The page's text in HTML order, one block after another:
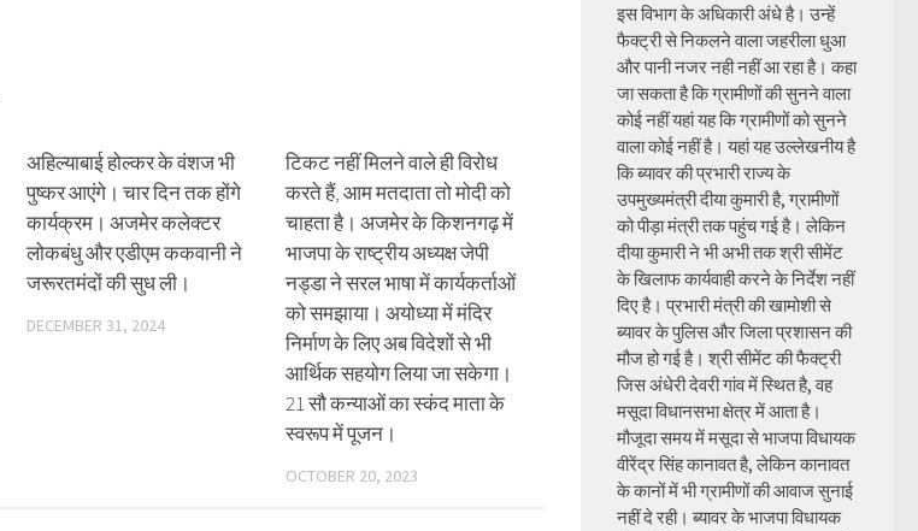
अहिल्याबाई होल्कर के वंशज भी
पुष्कर आएंगे। चार दिन तक होंगे
कार्यक्रम। अजमेर कलेक्टर
लोकबंधु और एडीएम ककवानी ने
जरूरतमंदों की सुध ली।
DECEMBER 31, 2024
टिकट नहीं मिलने वाले ही विरोध
करते हैं, आम मतदाता तो मोदी को
चाहता है। अजमेर के किशनगढ़ में
भाजपा के राष्ट्रीय अध्यक्ष जेपी
नड्डा ने सरल भाषा में कार्यकर्ताओं
को समझाया। अयोध्या में मंदिर
निर्माण के लिए अब विदेशों से भी
आर्थिक सहयोग लिया जा सकेगा।
21 सौ कन्याओं का स्कंद माता के
स्वरूप में पूजन।
OCTOBER 20, 2023
इस विभाग के अधिकारी अंधे है। उन्हें
फैक्ट्री से निकलने वाला जहरीला धुआ
और पानी नजर नही नहीं आ रहा है। कहा
जा सकता है कि ग्रामीणों की सुनने वाला
कोई नहीं यहां यह कि ग्रामीणों को सुनने
वाला कोई नहीं है। यहां यह उल्लेखनीय है
कि ब्यावर की प्रभारी राज्य के
उपमुख्यमंत्री दीया कुमारी है, ग्रामीणों
को पीड़ा मंत्री तक पहुंच गई है। लेकिन
दीया कुमारी ने भी अभी तक श्री सीमेंट
के खिलाफ कार्यवाही करने के निर्देश नहीं
दिए है। प्रभारी मंत्री की खामोशी से
ब्यावर के पुलिस और जिला प्रशासन की
मौज हो गई है। श्री सीमेंट की फैक्ट्री
जिस अंधेरी देवरी गांव में स्थित है, वह
मसूदा विधानसभा क्षेत्र में आता है।
मौजूदा समय में मसूदा से भाजपा विधायक
वीरेंद्र सिंह कानावत है, लेकिन कानावत
के कानों में भी ग्रामीणों की आवाज सुनाई
नहीं दे रही। ब्यावर के भाजपा विधायक